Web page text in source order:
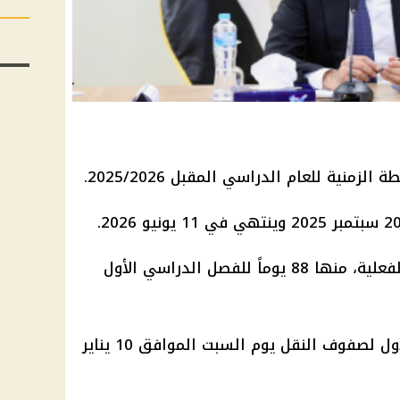
للعام الدراسي المقبل 2025/2026.
- 172 يوماً هو عدد أيام الدراسة الفعلية، منها 88 يوماً للفصل الدراسي الأول
- تبدأ امتحانات الفصل الدراسي الأول لصفوف النقل يوم السبت الموافق 10 يناير